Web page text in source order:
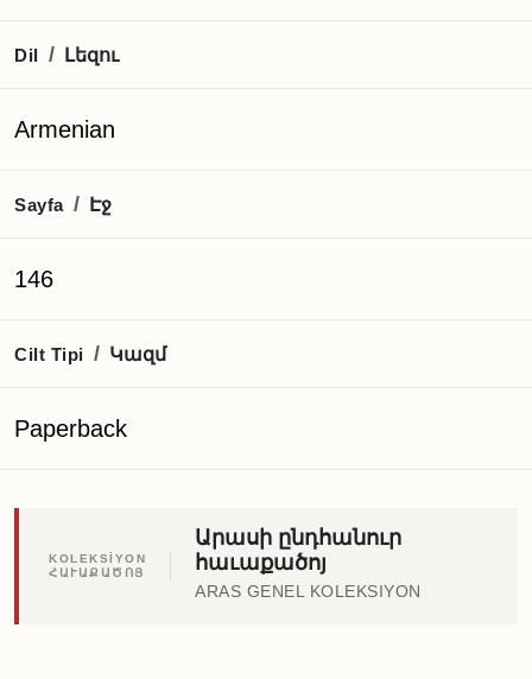
Dil / Լեզու
Armenian
Sayfa / Էջ
146
Cilt Tipi / Կազմ
Paperback
KOLEKSİYON
ՀԱՒԱՔԱԾՈՅ
Արասի ընդհանուր
հաւաքածոյ
ARAS GENEL KOLEKSIYON